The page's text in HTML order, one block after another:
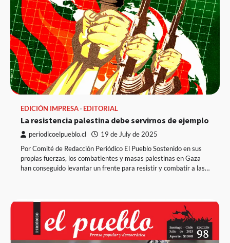
EDICIÓN IMPRESA EDITORIAL
La resistencia palestina debe servirnos de ejemplo
periodicoelpueblo.cl 19 de July de 2025
Por Comité de Redacción Periódico El Pueblo Sostenido en sus
propias fuerzas, los combatientes y masas palestinas en Gaza
han conseguido levantar un frente para resistir y combatir a las…